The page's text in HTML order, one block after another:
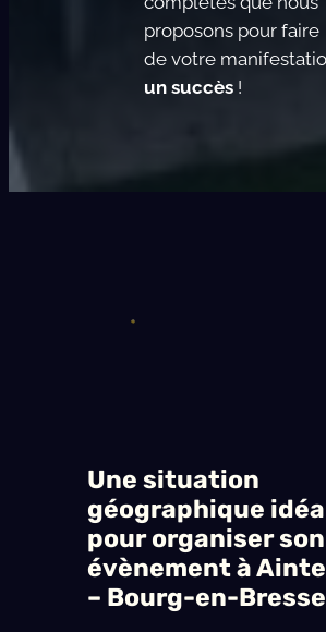
proposons pour faire
de votre
un succès !
Une situation
géographique
pour organiser son
évènement à
– Bourg-en-Bresse